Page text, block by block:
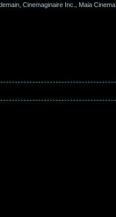
Cinеmaginaire Inc., Maia Cinema